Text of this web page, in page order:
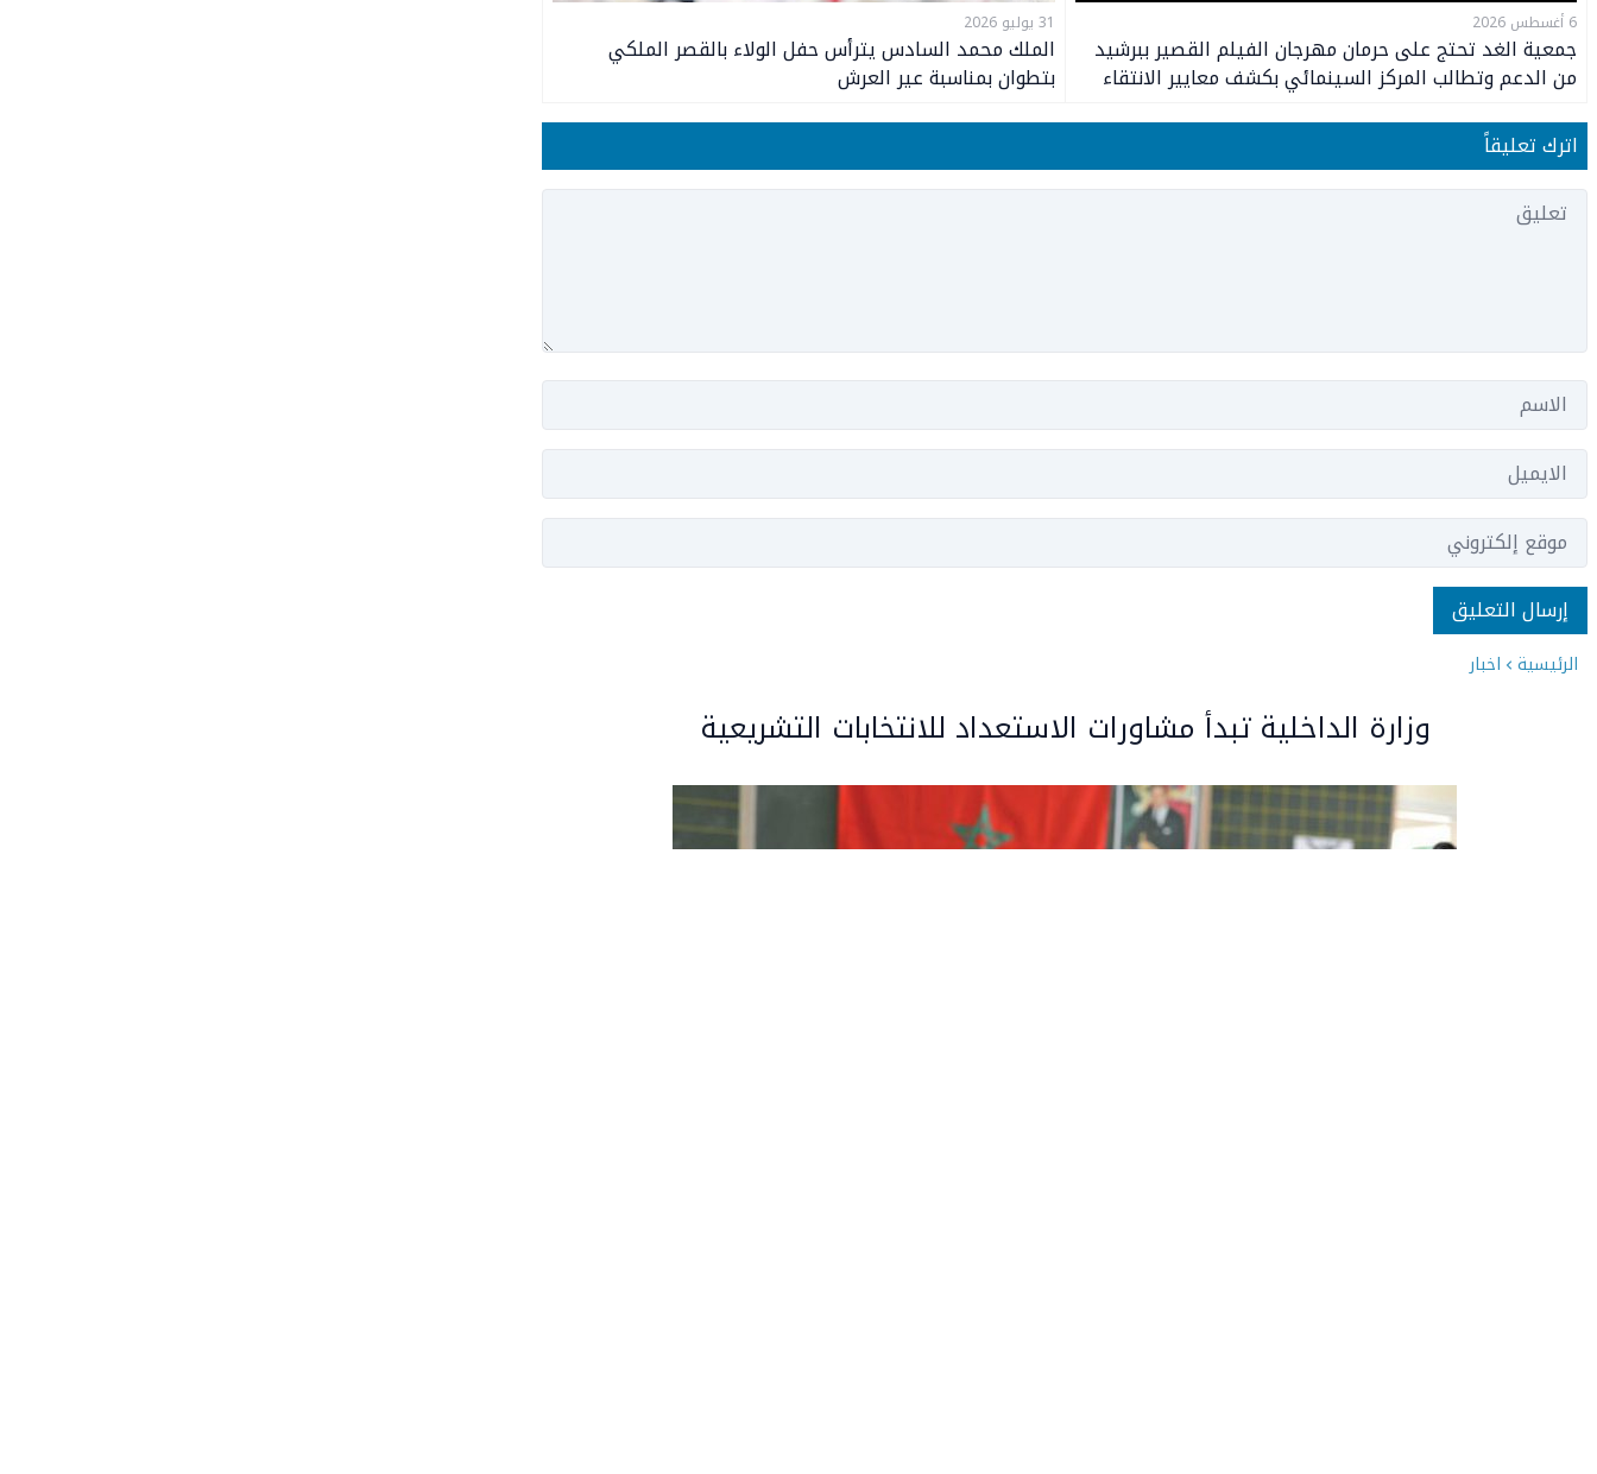
6 أغسطس 2026
جمعية الغد تحتج على حرمان مهرجان الفيلم القصير ببرشيد
من الدعم وتطالب المركز السينمائي بكشف معايير الانتقاء
31 يوليو 2026
الملك محمد السادس يترأس حفل الولاء بالقصر الملكي
بتطوان بمناسبة عير العرش
اترك تعليقاً
الرئيسية اخبار
وزارة الداخلية تبدأ مشاورات الاستعداد للانتخابات التشريعية